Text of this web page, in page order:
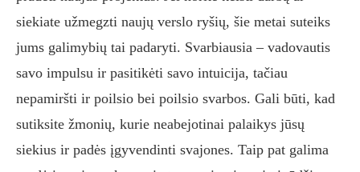
siekiate užmegzti naujų verslo ryšių, šie metai suteiks
jums galimybių tai padaryti. Svarbiausia – vadovautis
savo impulsu ir pasitikėti savo intuicija, tačiau
nepamiršti ir poilsio bei poilsio svarbos. Gali būti, kad
sutiksite žmonių, kurie neabejotinai palaikys jūsų
siekius ir padės įgyvendinti svajones. Taip pat galima